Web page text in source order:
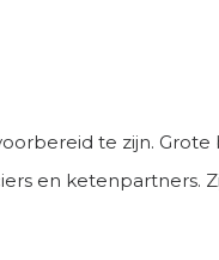
te zijn.
en ketenpartners.